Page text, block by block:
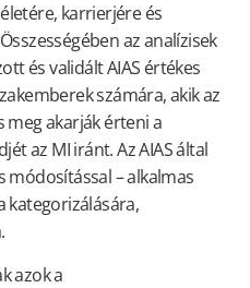
karrierjére és
az analízisek
és validált AIAS értékes
számára, akik az
meg akarják érteni a
az MI iránt. Az AIAS által
módosítással – alkalmas
kategorizálására,
azok a